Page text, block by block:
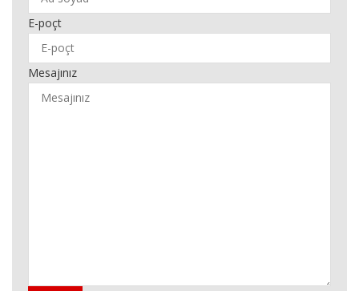
E-poçt
Mesajınız